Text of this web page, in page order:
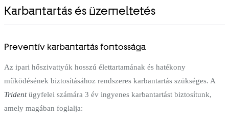
Karbantartás és üzemeltetés
Preventív karbantartás fontossága
Az ipari hőszivattyúk hosszú élettartamának és hatékony
működésének biztosításához rendszeres karbantartás szükséges. A
Tridentügyfelei számára 3 év ingyenes karbantartást biztosítunk,
amely magában foglalja: